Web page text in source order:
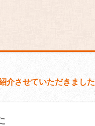
介させていただきました